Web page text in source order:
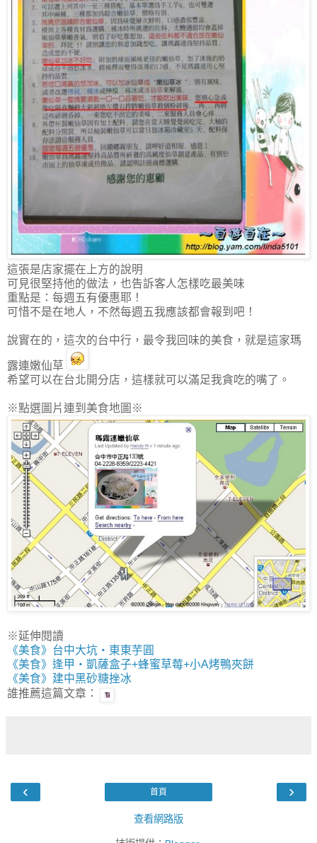
這張是店家擺在上方的說明
可見很堅持他的做法，也告訴客人怎樣吃最美味
重點是：每週五有優惠耶！
可惜不是在地人，不然每週五我應該都會報到吧！
說實在的，這次的台中行，最令我回味的美食，就是這家瑪
露連嫩仙草
希望可以在台北開分店，這樣就可以滿足我貪吃的嘴了。
※點選圖片連到美食地圖※
※延伸閱讀
《美食》台中大坑‧東東芋圓
《美食》逢甲‧凱薩盒子+蜂蜜草莓+小A烤鴨夾餅
《美食》建中黑砂糖挫冰
誰推薦這篇文章 ：
‹ ›
首頁
查看網路版